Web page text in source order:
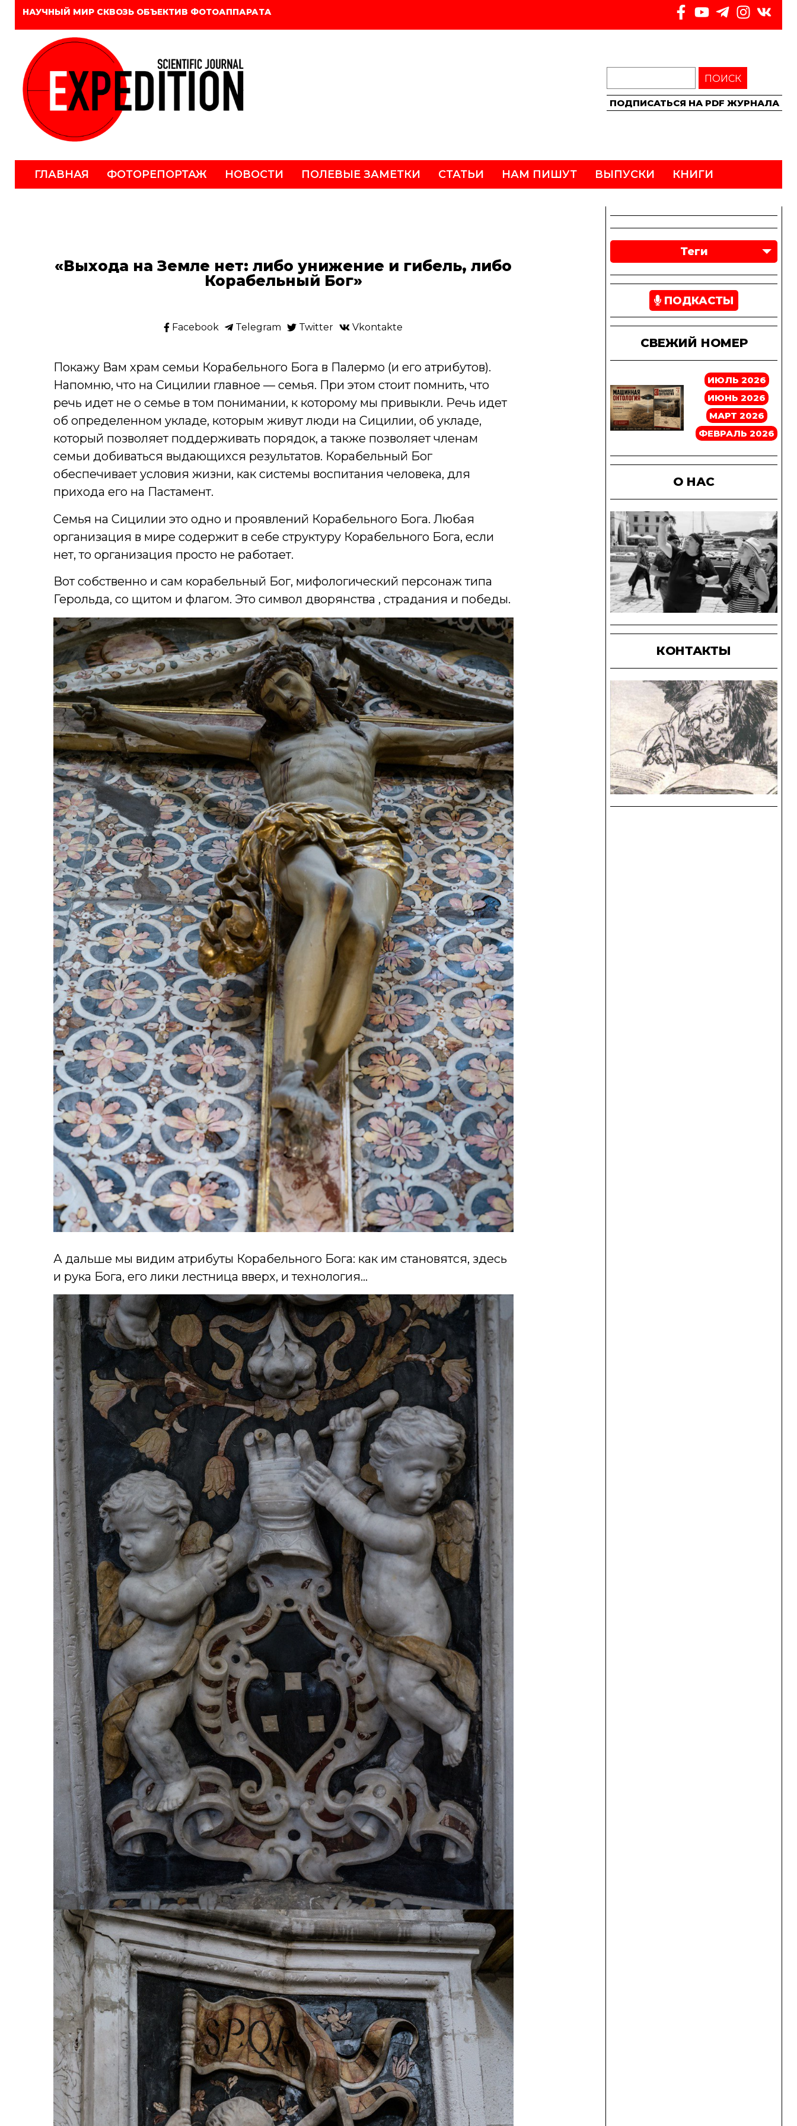
НАУЧНЫЙ МИР СКВОЗЬ ОБЪЕКТИВ ФОТОАППАРАТА
ПОИСК
ПОДПИСАТЬСЯ НА PDF ЖУРНАЛА
ГЛАВНАЯ ФОТОРЕПОРТАЖ НОВОСТИ ПОЛЕВЫЕ ЗАМЕТКИ СТАТЬИ НАМ ПИШУТ ВЫПУСКИ КНИГИ
«Выхода на Земле нет: либо унижение и гибель, либо
Корабельный Бог»
Facebook Telegram Twitter Vkontakte
Покажу Вам храм семьи Корабельного Бога в Палермо (и его атрибутов).
Напомню, что на Сицилии главное — семья. При этом стоит помнить, что
речь идет не о семье в том понимании, к которому мы привыкли. Речь идет
об определенном укладе, которым живут люди на Сицилии, об укладе,
который позволяет поддерживать порядок, а также позволяет членам
семьи добиваться выдающихся результатов. Корабельный Бог
обеспечивает условия жизни, как системы воспитания человека, для
прихода его на Пастамент.
Семья на Сицилии это одно и проявлений Корабельного Бога. Любая
организация в мире содержит в себе структуру Корабельного Бога, если
нет, то организация просто не работает.
Вот собственно и сам корабельный Бог, мифологический персонаж типа
Герольда, со щитом и флагом. Это символ дворянства , страдания и победы.
А дальше мы видим атрибуты Корабельного Бога: как им становятся, здесь
и рука Бога, его лики лестница вверх, и технология…
Теги
ПОДКАСТЫ
СВЕЖИЙ НОМЕР
ИЮЛЬ 2026
ИЮНЬ 2026
МАРТ 2026
ФЕВРАЛЬ 2026
О НАС
КОНТАКТЫ